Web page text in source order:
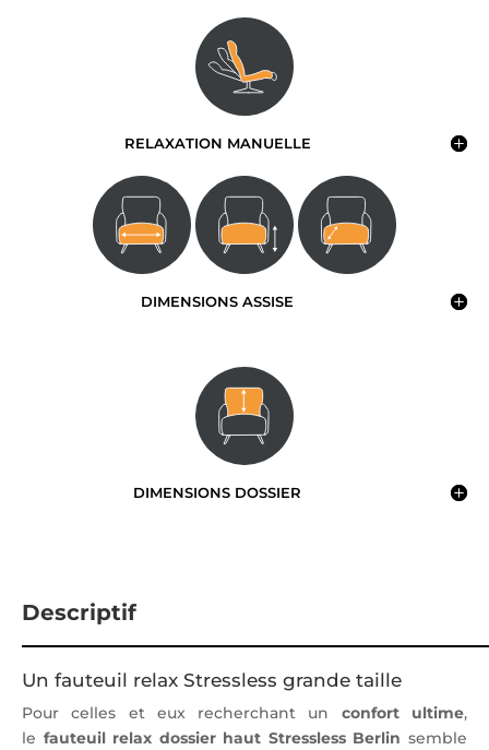
RELAXATION MANUELLE
DIMENSIONS ASSISE
DIMENSIONS DOSSIER
Descriptif
Un fauteuil relax Stressless grande taille
Pour celles et eux recherchant un confort ultime,
le fauteuil relax dossier haut Stressless Berlin semble